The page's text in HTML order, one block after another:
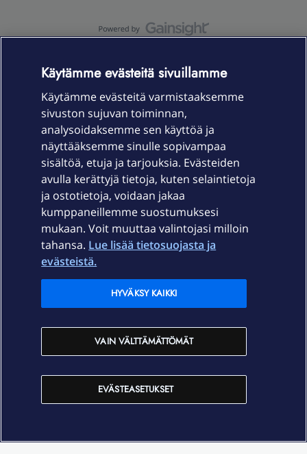
Laitteet & liittymät
Palvelut
Ajankohtaista
Elisa Oyj
In English
Käytämme evästeitä sivuillamme
Käytämme evästeitä varmistaaksemme
sivuston sujuvan toiminnan,
analysoidaksemme sen käyttöä ja
näyttääksemme sinulle sopivampaa
sisältöä, etuja ja tarjouksia. Evästeiden
avulla kerättyjä tietoja, kuten selaintietoja
ja ostotietoja, voidaan jakaa
kumppaneillemme suostumuksesi
mukaan. Voit muuttaa valintojasi milloin
tahansa. Lue lisää tietosuojasta ja
evästeistä.
EVÄSTEASETUKSET
VAIN VÄLTTÄMÄTTÖMÄT
HYVÄKSY KAIKKI